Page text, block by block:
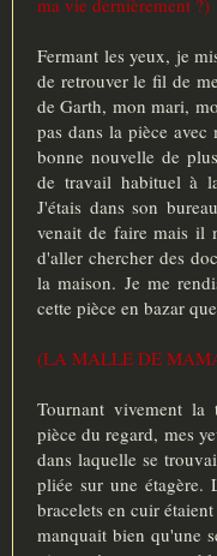
Fermant les yeux, je
de retrouver le fil de
de Garth, mon mari,
pas dans la pièce
bonne nouvelle de
de travail habituel à
J'étais dans son
venait de faire mais il
d'aller chercher des
la maison. Je me
cette pièce en bazar
(LA MALLE DE
Tournant vivement
pièce du regard, mes
dans laquelle se
pliée sur une étagère.
bracelets en cuir
manquait bien qu'une